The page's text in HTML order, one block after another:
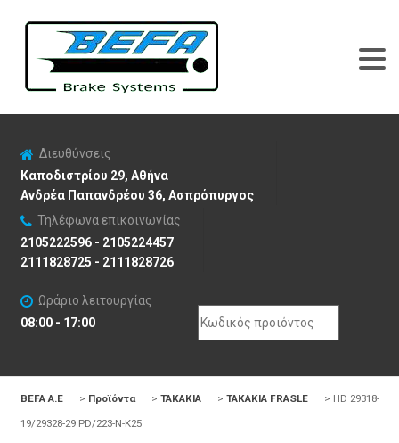
Διευθύνσεις
Καποδιστρίου 29, Αθήνα
Ανδρέα Παπανδρέου 36, Ασπρόπυργος
Τηλέφωνα επικοινωνίας
2105222596 - 2105224457
2111828725 - 2111828726
Ωράριο λειτουργίας
08:00 - 17:00
Search
for:
BEFA Α.Ε > Προϊόντα > ΤΑΚΑΚΙΑ > ΤΑΚΑΚΙΑ FRASLE > HD 29318-
19/29328-29 PD/223-N-K25